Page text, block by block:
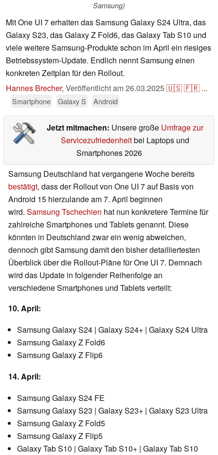
Samsung)
Mit One UI 7 erhalten das Samsung Galaxy S24 Ultra, das
Galaxy S23, das Galaxy Z Fold6, das Galaxy Tab S10 und
viele weitere Samsung-Produkte schon im April ein riesiges
Betriebssystem-Update. Endlich nennt Samsung einen
konkreten Zeitplan für den Rollout.
Hannes Brecher, Veröffentlicht am26.03.2025🇺🇸🇫🇷 ...
Smartphone Galaxy S Android
Jetzt mitmachen: Unsere große Umfrage zur
Servicezufriedenheitbei Laptops und
Smartphones 2026
Samsung Deutschland hat vergangene Woche bereits
bestätigt, dass der Rollout von One UI 7 auf Basis von
Android 15 hierzulande am 7. April beginnen
wird. Samsung Tschechien hat nun konkretere Termine für
zahlreiche Smartphones und Tablets genannt. Diese
könnten in Deutschland zwar ein wenig abweichen,
dennoch gibt Samsung damit den bisher detailliertesten
Überblick über die Rollout-Pläne für One UI 7. Demnach
wird das Update in folgender Reihenfolge an
verschiedene Smartphones und Tablets verteilt:
10. April:
Samsung Galaxy S24 | Galaxy S24+ | Galaxy S24 Ultra
Samsung Galaxy Z Fold6
Samsung Galaxy Z Flip6
14. April:
Samsung Galaxy S24 FE
Samsung Galaxy S23 | Galaxy S23+ | Galaxy S23 Ultra
Samsung Galaxy Z Fold5
Samsung Galaxy Z Flip5
Galaxy Tab S10 | Galaxy Tab S10+ | Galaxy Tab S10